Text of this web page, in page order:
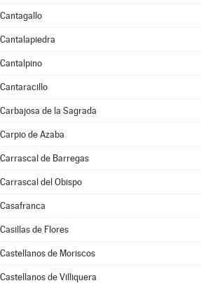
Cantagallo
Cantalapiedra
Cantalpino
Cantaracillo
Carbajosa de la Sagrada
Carpio de Azaba
Carrascal de Barregas
Carrascal del Obispo
Casafranca
Casillas de Flores
Castellanos de Moriscos
Castellanos de Villiquera